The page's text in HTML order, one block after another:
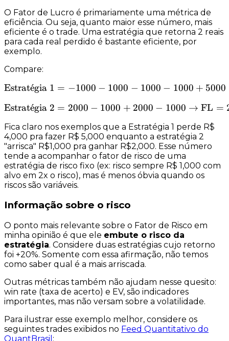
O Fator de Lucro é primariamente uma métrica de
eficiência. Ou seja, quanto maior esse número, mais
eficiente é o trade. Uma estratégia que retorna 2 reais
para cada real perdido é bastante eficiente, por
exemplo.
Compare:
\text{Estratégia 1} = -
Estrate
ˊgia 1 = −1000 − 1000 − 1000 − 1000 + 5000
\text{Estratégia 2} =
Estrate
ˊgia 2 = 2000 − 1000 + 2000 − 1000 → FL =
Fica claro nos exemplos que a Estratégia 1 perde R$
4,000 pra fazer R$ 5,000 enquanto a estratégia 2
"arrisca" R$1,000 pra ganhar R$2,000. Esse número
tende a acompanhar o fator de risco de uma
estratégia de risco fixo (ex: risco sempre R$ 1,000 com
alvo em 2x o risco), mas é menos óbvia quando os
riscos são variáveis.
Informação sobre o risco
O ponto mais relevante sobre o Fator de Risco em
minha opinião é que ele embute o risco da
estratégia. Considere duas estratégias cujo retorno
foi +20%. Somente com essa afirmação, não temos
como saber qual é a mais arriscada.
Outras métricas também não ajudam nesse quesito:
win rate (taxa de acerto) e EV, são indicadores
importantes, mas não versam sobre a volatilidade.
Para ilustrar esse exemplo melhor, considere os
seguintes trades exibidos no Feed Quantitativo do
QuantBrasil :